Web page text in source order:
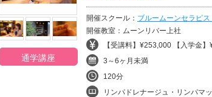
通学講座
開催スクール： ブルームーンセラピストス
開催教室：ムーンリバー上社
【受講料】¥253,000 【入学金
3～6ヶ月未満
120分
リンパドレナージュ・リンパマッサージ、リフレクソロジー、